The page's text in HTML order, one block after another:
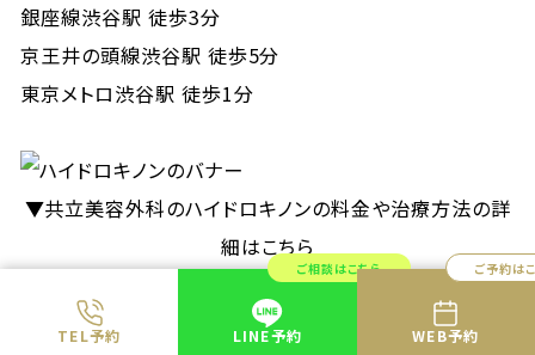
TEL予約
ご相談はこちら
LINE予約
ご予約は
WEB予約
銀座線渋谷駅 徒歩3分
京王井の頭線渋谷駅 徒歩5分
東京メトロ渋谷駅 徒歩1分
▼共立美容外科のハイドロキノンの料金や治療方法の詳
細はこちら